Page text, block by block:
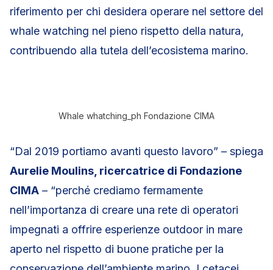
riferimento per chi desidera operare nel settore del
whale watching nel pieno rispetto della natura,
contribuendo alla tutela dell’ecosistema marino.
Whale whatching_ph Fondazione CIMA
“Dal 2019 portiamo avanti questo lavoro” – spiega
Aurelie Moulins, ricercatrice di Fondazione
CIMA – “perché crediamo fermamente
nell’importanza di creare una rete di operatori
impegnati a offrire esperienze outdoor in mare
aperto nel rispetto di buone pratiche per la